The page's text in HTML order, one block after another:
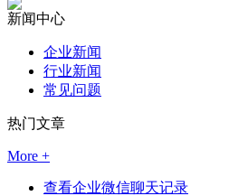
新闻中心
企业新闻
行业新闻
常见问题
热门文章
More +
查看企业微信聊天记录